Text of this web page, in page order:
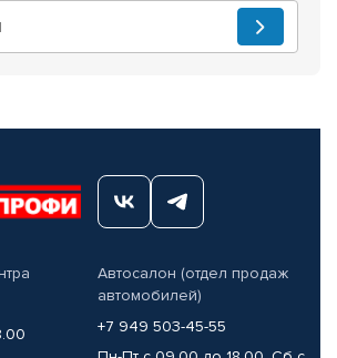
Автосалон (отдел продаж
автомобилей)
+7 949 503-45-55